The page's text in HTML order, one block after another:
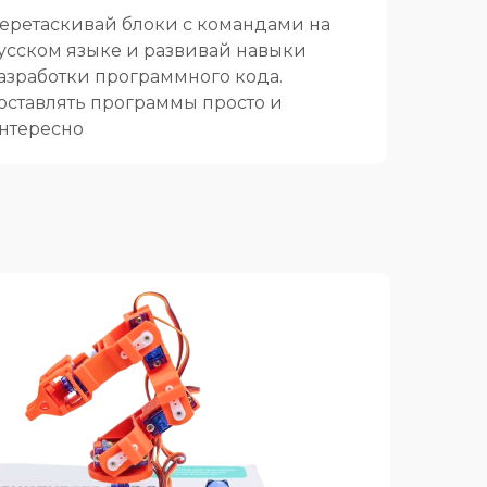
блоки с командами на
языке и развивай навыки
программного кода.
программы просто и